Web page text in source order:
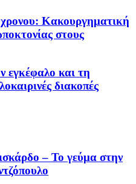
Κακουργηματική
στους
εγκέφαλο και τη
διακοπές
– Το γεύμα στην